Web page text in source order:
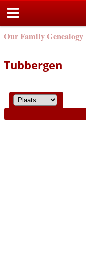
Our Family Genealogy
Tubbergen